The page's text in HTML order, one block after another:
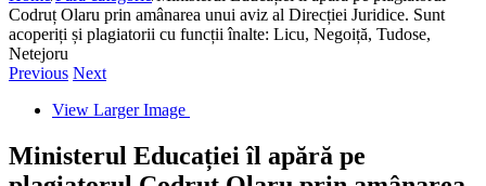
Codruț Olaru prin amânarea unui aviz al Direcției Juridice. Sunt
acoperiți și plagiatorii cu funcții înalte: Licu, Negoiță, Tudose,
Netejoru
Previous Next
View Larger Image
Ministerul Educației îl apără pe